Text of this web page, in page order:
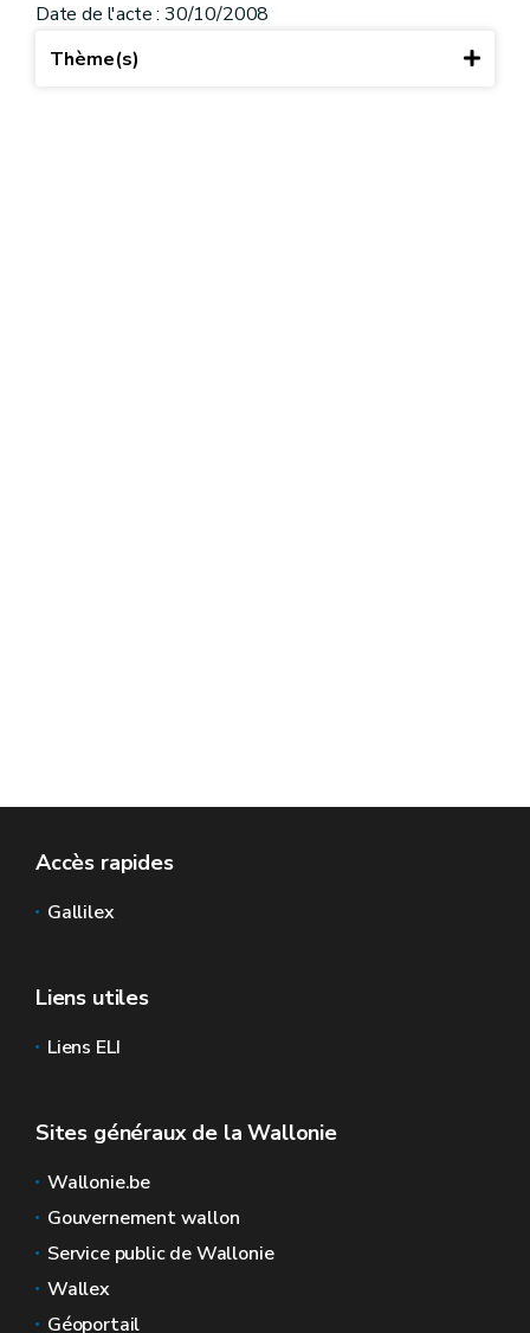
Date de l'acte : 30/10/2008
Thème(s)
Accès rapides
Gallilex
Liens utiles
Liens ELI
Sites généraux de la Wallonie
Wallonie.be
Gouvernement wallon
Service public de Wallonie
Wallex
Géoportail